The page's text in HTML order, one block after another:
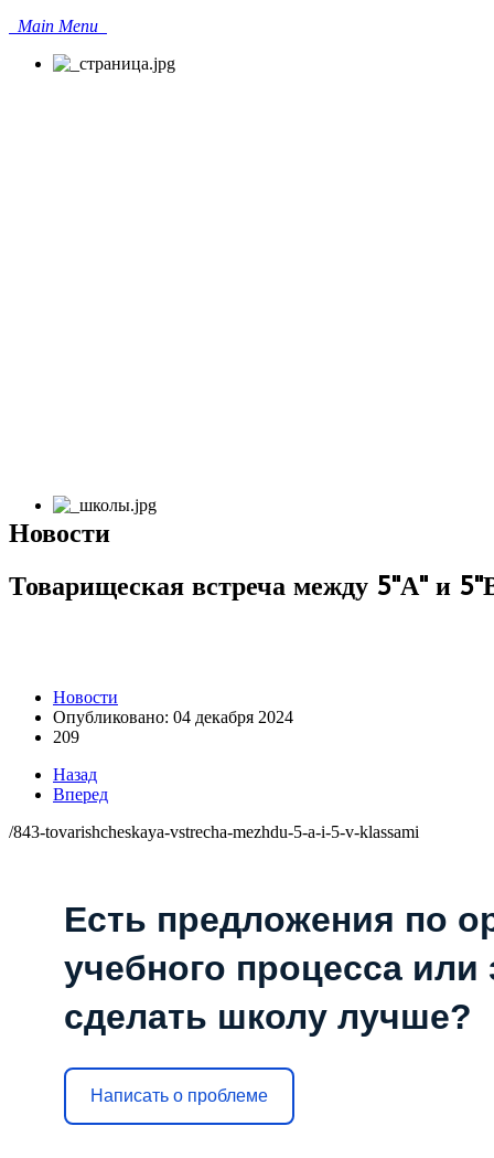
Main Menu
Новости
Товарищеская встреча между 5"А" и
Новости
Опубликовано: 04 декабря 2024
209
Назад
Вперед
/843-tovarishcheskaya-vstrecha-mezhdu-5-a-i-5-v-klassami
Есть предложения по
учебного процесса или
сделать школу лучше?
Написать о проблеме